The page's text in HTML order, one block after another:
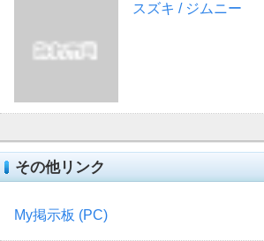
スズキ / ジムニー
その他リンク
My掲示板 (PC)